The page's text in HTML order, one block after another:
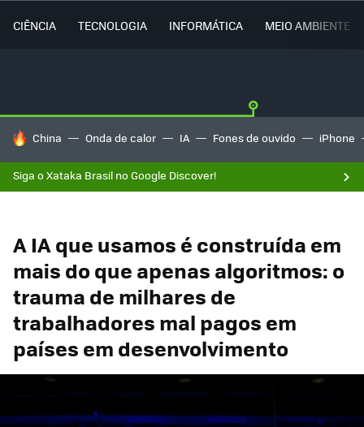
CIÊNCIA TECNOLOGIA INFORMÁTICA MEIO AMBIENTE
TENDÊNCIAS DO DIA
China Onda de calor IA Fones de ouvido iPhone
Siga o Xataka Brasil no Google Discover!
A IA que usamos é construída em
mais do que apenas algoritmos: o
trauma de milhares de
trabalhadores mal pagos em
países em desenvolvimento